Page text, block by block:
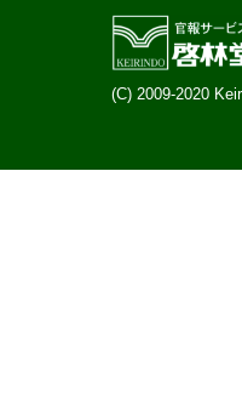
(C) 2009-2020